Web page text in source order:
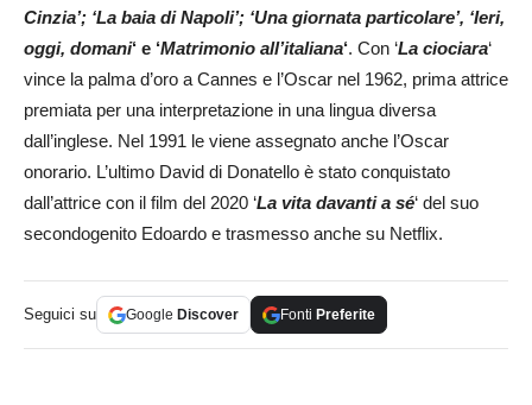
Cinzia’; ‘La baia di Napoli’; ‘Una giornata particolare’, ‘Ieri,
oggi, domani‘ e ‘Matrimonio all’italiana‘. Con ‘La ciociara‘
vince la palma d’oro a Cannes e l’Oscar nel 1962, prima attrice
premiata per una interpretazione in una lingua diversa
dall’inglese. Nel 1991 le viene assegnato anche l’Oscar
onorario. L’ultimo David di Donatello è stato conquistato
dall’attrice con il film del 2020 ‘La vita davanti a sé‘ del suo
secondogenito Edoardo e trasmesso anche su Netflix.
Seguici su Google Discover Fonti Preferite